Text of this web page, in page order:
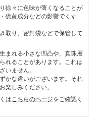
徐々に色味が薄くなることが
硫黄成分などの影響でくす
取り、密封袋などで保管して
まれる小さな凹凸や、真珠層
れることがあります。これは
いません。
かな違いがございます。それ
楽しみください。
は こちらのページをご確認く